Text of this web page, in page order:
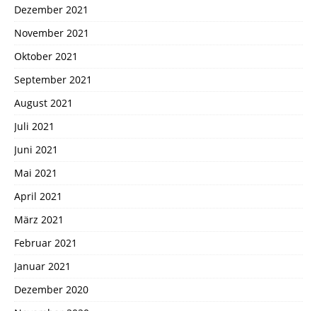
Dezember 2021
November 2021
Oktober 2021
September 2021
August 2021
Juli 2021
Juni 2021
Mai 2021
April 2021
März 2021
Februar 2021
Januar 2021
Dezember 2020